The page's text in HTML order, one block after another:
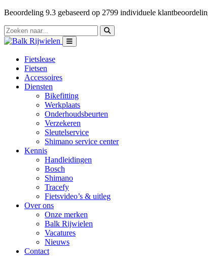
Beoordeling 9.3 gebaseerd op 2799 individuele
Fietslease
Fietsen
Accessoires
Diensten
Bikefitting
Werkplaats
Onderhoudsbeurten
Verzekeren
Sleutelservice
Shimano service center
Kennis
Handleidingen
Bosch
Shimano
Tracefy
Fietsvideo’s & uitleg
Over ons
Onze merken
Balk Rijwielen
Vacatures
Nieuws
Contact